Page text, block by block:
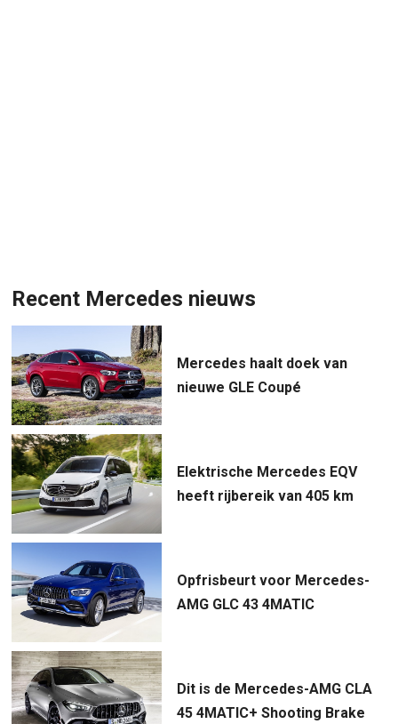
Recent Mercedes nieuws
Mercedes haalt doek van
nieuwe GLE Coupé
Elektrische Mercedes EQV
heeft rijbereik van 405 km
Opfrisbeurt voor Mercedes-
AMG GLC 43 4MATIC
Dit is de Mercedes-AMG CLA
45 4MATIC+ Shooting Brake